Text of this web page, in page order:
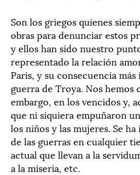
Son los griegos quienes
obras para denunciar estos
y ellos han sido nuestro
representado la relación
Paris, y su consecuencia
guerra de Troya. Nos hemos
embargo, en los vencidos y,
que ni siquiera empuñaron
los niños y las mujeres. Se
de las guerras en cualquier
actual que llevan a la
a la miseria, etc.